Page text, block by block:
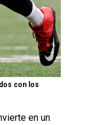
con los
en un